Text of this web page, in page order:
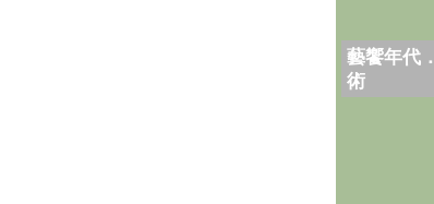
藝饗年代
術